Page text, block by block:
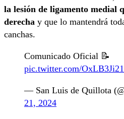
la lesión de ligamento medial
derecha y que lo mantendrá
canchas.
Comunicado Oficial 📝
pic.twitter.com/
— San Luis de Quillota
21, 2024